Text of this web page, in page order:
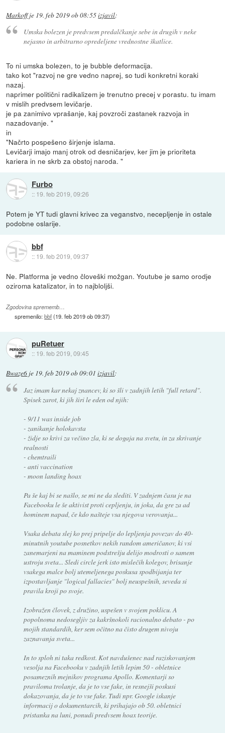
Markoffje 19. feb 2019 ob 08:55izjavil:
Umska bolezen je predvsem predalčkanje sebe in drugih v neke
nejasno in arbitrarno opredeljene vrednostne škatlice.
To ni umska bolezen, to je bubble deformacija.
tako kot "razvoj ne gre vedno naprej, so tudi konkretni koraki
nazaj.
naprimer politični radikalizem je trenutno precej v porastu. tu imam
v mislih predvsem levičarje.
je pa zanimivo vprašanje, kaj povzroči zastanek razvoja in
nazadovanje. "
in
"Načrto pospešeno širjenje islama.
Levičarji imajo manj otrok od desničarjev, ker jim je prioriteta
kariera in ne skrb za obstoj naroda. "
Furbo
:: 19. feb 2019, 09:26
Potem je YT tudi glavni krivec za veganstvo, necepljenje in ostale
podobne oslarije.
bbf
:: 19. feb 2019, 09:37
Ne. Platforma je vedno človeški možgan. Youtube je samo orodje
oziroma katalizator, in to najbloljši.
Zgodovina sprememb…
spremenilo:bbf(19. feb 2019 ob 09:37)
puRetuer
:: 19. feb 2019, 09:45
Bwaze6 je 19. feb 2019 ob 09:01 izjavil:
Jaz imam kar nekaj znancev, ki so šli v zadnjih letih "full retard".
Spisek zarot, ki jih širi le eden od njih:
- 9/11 was inside job
- zanikanje holokavsta
- židje so krivi za večino zla, ki se dogaja na svetu, in za skrivanje
realnosti
- chemtraili
- anti vaccination
- moon landing hoax
Pa še kaj bi se našlo, se mi ne da slediti. V zadnjem času je na
Facebooku le še aktivist proti cepljenju, in joka, da gre za ad
hominem napad, če kdo našteje vsa njegova verovanja...
Vsaka debata slej ko prej pripelje do lepljenja povezav do 40-
minutnih youtube posnetkov nekih random američanov, ki vsi
zanemarjeni na maminem podstrešju delijo modrosti o samem
ustroju sveta... Sledi circle jerk isto mislečih kolegov, brisanje
vsakega malce bolj utemeljenega poskusa spodbijanja ter
izpostavljanje "logical fallacies" bolj neuspešnih, seveda si
pravila kroji po svoje.
Izobražen človek, z družino, uspešen v svojem poklicu. A
popolnoma nedosegljiv za kakršnokoli racionalno debato - po
mojih standardih, ker sem očitno na čisto drugem nivoju
zaznavanja sveta...
In to sploh ni taka redkost. Kot navdušenec nad raziskovanjem
vesolja na Facebooku v zadnjih letih lepim 50 - obletnice
posameznih mejnikov programa Apollo. Komentarji so
praviloma trolanje, da je to vse fake, in resnejši poskusi
dokazovanja, da je to vse fake. Tudi npr. Google iskanje
informacij o dokumentarcih, ki prihajajo ob 50. obletnici
pristanka na luni, ponudi predvsem hoax teorije.